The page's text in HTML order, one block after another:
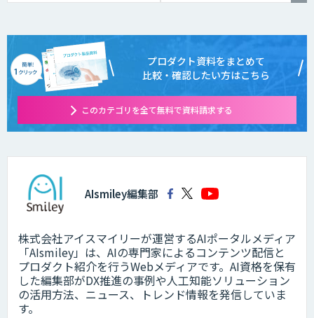
プロダクト資料をまとめて
比較・確認したい方はこちら
このカテゴリを全て無料で資料請求する
AIsmiley編集部
株式会社アイスマイリーが運営するAIポータルメディア
「AIsmiley」は、AIの専門家によるコンテンツ配信と
プロダクト紹介を行うWebメディアです。AI資格を保有
した編集部がDX推進の事例や人工知能ソリューション
の活用方法、ニュース、トレンド情報を発信していま
す。